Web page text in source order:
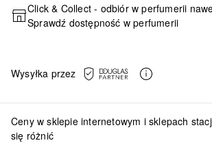
DODAJ DO KOSZYKA
Click & Collect - odbiór w perfumerii
Sprawdź dostępność w perfumerii
Wysyłka przez
Ceny w sklepie internetowym i sklepach
się różnić